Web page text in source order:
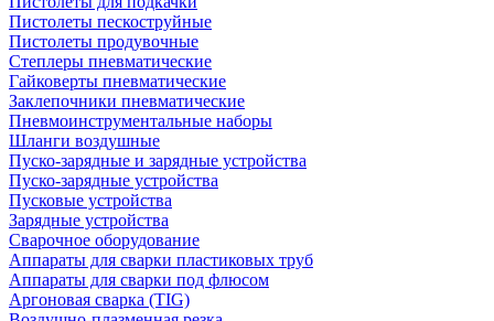
Пистолеты пескоструйные
Пистолеты продувочные
Степлеры пневматические
Гайковерты пневматические
Заклепочники пневматические
Пневмоинструментальные наборы
Шланги воздушные
Пуско-зарядные и зарядные устройства
Пуско-зарядные устройства
Пусковые устройства
Зарядные устройства
Сварочное оборудование
Аппараты для сварки пластиковых труб
Аппараты для сварки под флюсом
Аргоновая сварка (TIG)